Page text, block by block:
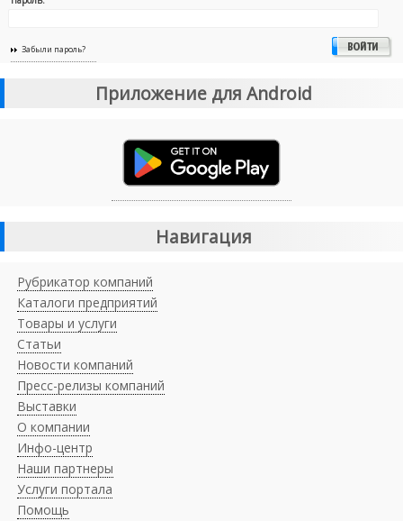
Забыли пароль?
Приложение для Android
Навигация
Рубрикатор компаний
Каталоги предприятий
Товары и услуги
Статьи
Новости компаний
Пресс-релизы компаний
Выставки
О компании
Инфо-центр
Наши партнеры
Услуги портала
Помощь